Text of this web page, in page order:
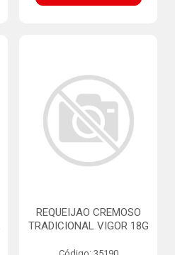
REQUEIJAO CREMOSO
TRADICIONAL VIGOR 18G